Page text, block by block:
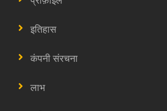
इतिहास
कंपनी संरचना
लाभ